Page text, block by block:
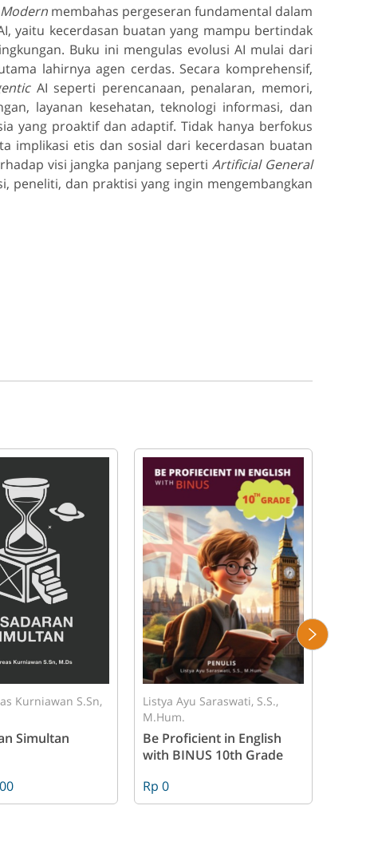
membahas pergeseran fundamental dalam
yaitu kecerdasan buatan yang mampu bertindak
Buku ini mengulas evolusi AI mulai dari
lahirnya agen cerdas. Secara komprehensif,
AI seperti perencanaan, penalaran, memori,
layanan kesehatan, teknologi informasi, dan
yang proaktif dan adaptif. Tidak hanya berfokus
implikasi etis dan sosial dari kecerdasan buatan
visi jangka panjang sepertiArtificial General
peneliti, dan praktisi yang ingin mengembangkan
Kurniawan S.Sn,
Simultan
Listya Ayu Saraswati, S.S.,
M.Hum.
Be Proficient in English
with BINUS 10th Grade
Rp 0